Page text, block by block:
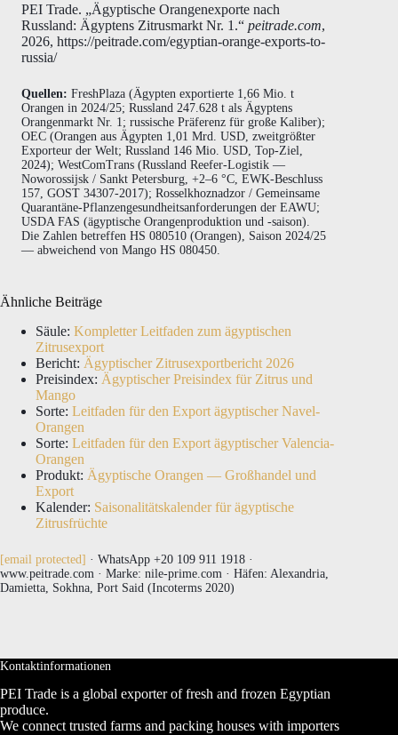
PEI Trade. „Ägyptische Orangenexporte nach
Russland: Ägyptens Zitrusmarkt Nr. 1.“ peitrade.com,
2026, https://peitrade.com/egyptian-orange-exports-to-
russia/
Quellen: FreshPlaza (Ägypten exportierte 1,66 Mio. t
Orangen in 2024/25; Russland 247.628 t als Ägyptens
Orangenmarkt Nr. 1; russische Präferenz für große Kaliber);
OEC (Orangen aus Ägypten 1,01 Mrd. USD, zweitgrößter
Exporteur der Welt; Russland 146 Mio. USD, Top-Ziel,
2024); WestComTrans (Russland Reefer-Logistik —
Noworossijsk / Sankt Petersburg, +2–6 °C, EWK-Beschluss
157, GOST 34307-2017); Rosselkhoznadzor / Gemeinsame
Quarantäne-Pflanzengesundheitsanforderungen der EAWU;
USDA FAS (ägyptische Orangenproduktion und -saison).
Die Zahlen betreffen HS 080510 (Orangen), Saison 2024/25
— abweichend von Mango HS 080450.
Ähnliche Beiträge
Säule: Kompletter Leitfaden zum ägyptischen
Zitrusexport
Bericht: Ägyptischer Zitrusexportbericht 2026
Preisindex: Ägyptischer Preisindex für Zitrus und
Mango
Sorte: Leitfaden für den Export ägyptischer Navel-
Orangen
Sorte: Leitfaden für den Export ägyptischer Valencia-
Orangen
Produkt: Ägyptische Orangen — Großhandel und
Export
Kalender: Saisonalitätskalender für ägyptische
Zitrusfrüchte
[email protected] · WhatsApp +20 109 911 1918 ·
www.peitrade.com · Marke: nile-prime.com · Häfen: Alexandria,
Damietta, Sokhna, Port Said (Incoterms 2020)
Kontaktinformationen
PEI Trade is a global exporter of fresh and frozen Egyptian
produce.
We connect trusted farms and packing houses with importers